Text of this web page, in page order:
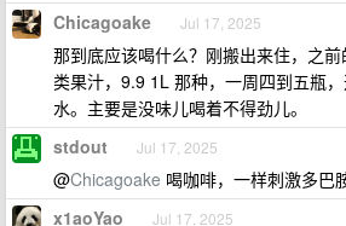
Chicagoake Jul 17, 2025
那到底应该喝什么？刚搬出来住，之
类果汁，9.9 1L 那种，一周四到五瓶
水。主要是没味儿喝着不得劲儿。
stdout Jul 17, 2025
@Chicagoake 喝咖啡，一样刺激多巴
x1aoYao Jul 17, 2025